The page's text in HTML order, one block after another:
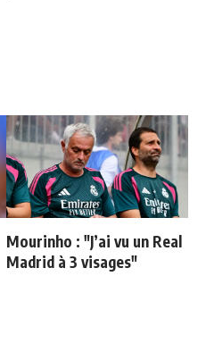
Mourinho : "J’ai vu un Real
Madrid à 3 visages"